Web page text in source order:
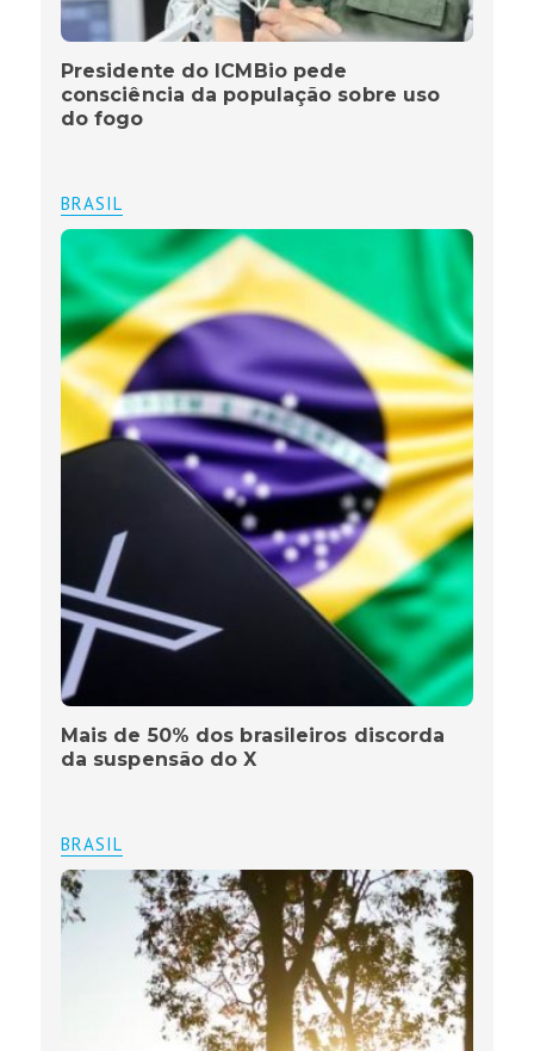
Presidente do ICMBio pede
consciência da população sobre uso
do fogo
BRASIL
Mais de 50% dos brasileiros discorda
da suspensão do X
BRASIL